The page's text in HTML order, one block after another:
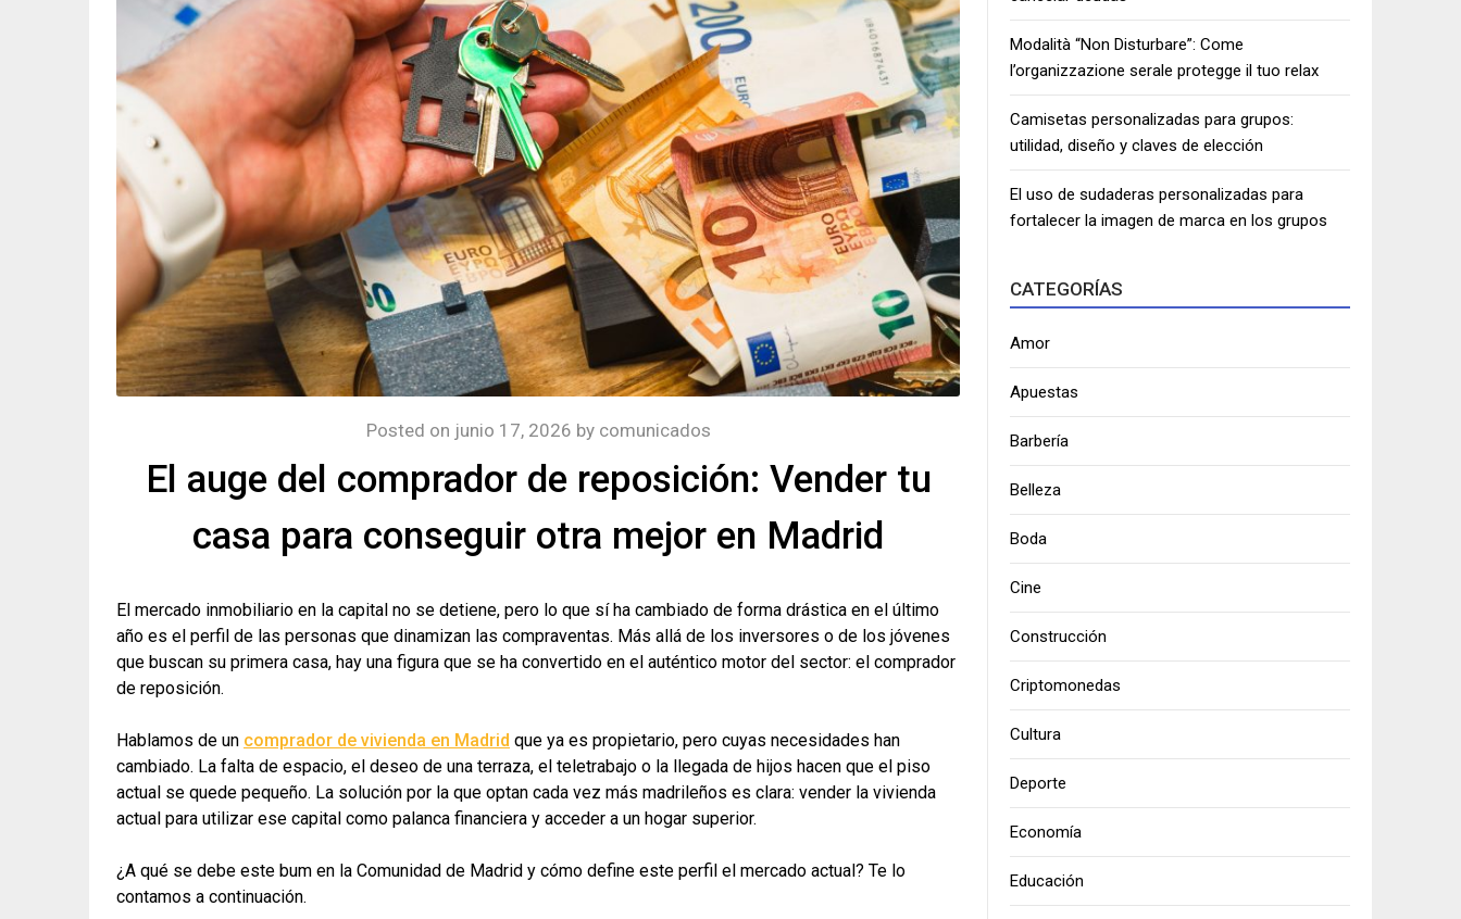
El auge del comprador de reposición: Vender tu
casa para conseguir otra mejor en Madrid
Posted on junio 17, 2026 by comunicados
El mercado inmobiliario en la capital no se detiene, pero lo que sí ha cambiado de forma drástica en el último
año es el perfil de las personas que dinamizan las compraventas. Más allá de los inversores o de los jóvenes
que buscan su primera casa, hay una figura que se ha convertido en el auténtico motor del sector: el comprador
de reposición.
Hablamos de un comprador de vivienda en Madrid que ya es propietario, pero cuyas necesidades han
cambiado. La falta de espacio, el deseo de una terraza, el teletrabajo o la llegada de hijos hacen que el piso
actual se quede pequeño. La solución por la que optan cada vez más madrileños es clara: vender la vivienda
actual para utilizar ese capital como palanca financiera y acceder a un hogar superior.
¿A qué se debe este bum en la Comunidad de Madrid y cómo define este perfil el mercado actual? Te lo
contamos a continuación.
Modalità “Non Disturbare”: Come
l’organizzazione serale protegge il tuo relax
Camisetas personalizadas para grupos:
utilidad, diseño y claves de elección
El uso de sudaderas personalizadas para
fortalecer la imagen de marca en los grupos
CATEGORÍAS
Amor
Apuestas
Barbería
Belleza
Boda
Cine
Construcción
Criptomonedas
Cultura
Deporte
Economía
Educación